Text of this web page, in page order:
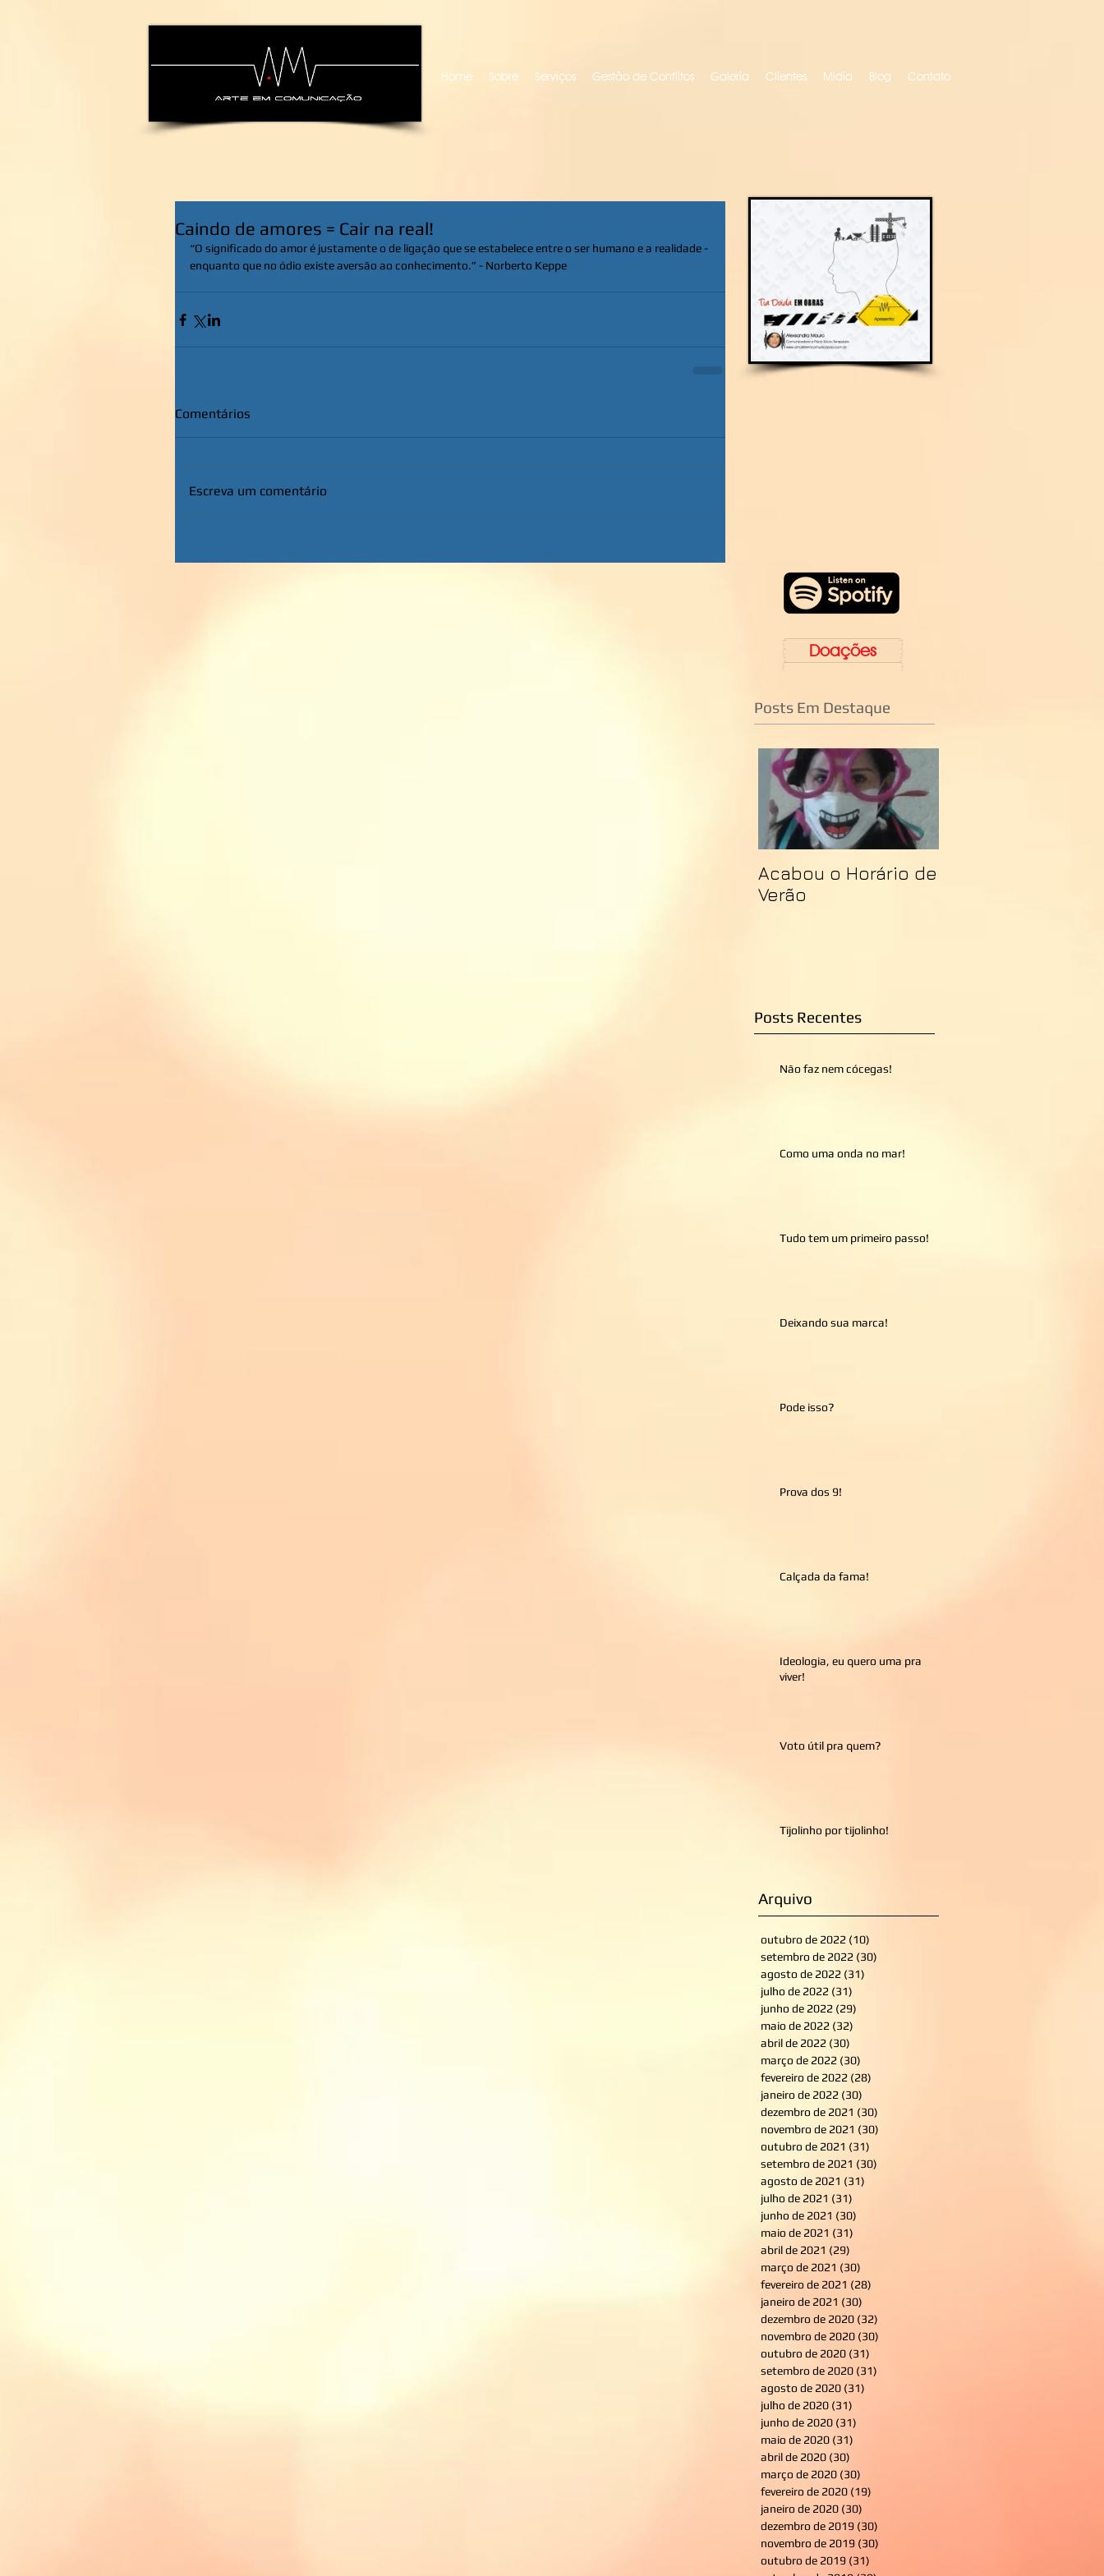
Home Sobre Serviços Gestão de Conflitos Galeria Clientes Mídia Blog Contato
Caindo de amores = Cair na real!
“O significado do amor é justamente o de ligação que se estabelece entre o ser humano e a realidade -
enquanto que no ódio existe aversão ao conhecimento.” - Norberto Keppe
Comentários
Escreva um comentário
Doações
Posts Em Destaque
Acabou o Horário de
Verão
Posts Recentes
Não faz nem cócegas!
Como uma onda no mar!
Tudo tem um primeiro passo!
Deixando sua marca!
Pode isso?
Prova dos 9!
Calçada da fama!
Ideologia, eu quero uma pra
viver!
Voto útil pra quem?
Tijolinho por tijolinho!
Arquivo
outubro de 2022 (10)
setembro de 2022 (30)
agosto de 2022 (31)
julho de 2022 (31)
junho de 2022 (29)
maio de 2022 (32)
abril de 2022 (30)
março de 2022 (30)
fevereiro de 2022 (28)
janeiro de 2022 (30)
dezembro de 2021 (30)
novembro de 2021 (30)
outubro de 2021 (31)
setembro de 2021 (30)
agosto de 2021 (31)
julho de 2021 (31)
junho de 2021 (30)
maio de 2021 (31)
abril de 2021 (29)
março de 2021 (30)
fevereiro de 2021 (28)
janeiro de 2021 (30)
dezembro de 2020 (32)
novembro de 2020 (30)
outubro de 2020 (31)
setembro de 2020 (31)
agosto de 2020 (31)
julho de 2020 (31)
junho de 2020 (31)
maio de 2020 (31)
abril de 2020 (30)
março de 2020 (30)
fevereiro de 2020 (19)
janeiro de 2020 (30)
dezembro de 2019 (30)
novembro de 2019 (30)
outubro de 2019 (31)